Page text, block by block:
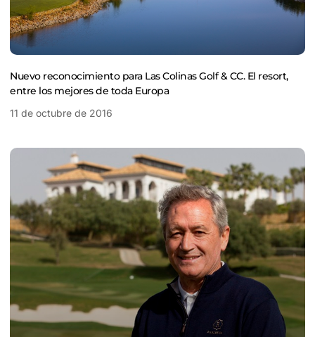
Nuevo reconocimiento para Las Colinas Golf & CC. El resort,
entre los mejores de toda Europa
11 de octubre de 2016